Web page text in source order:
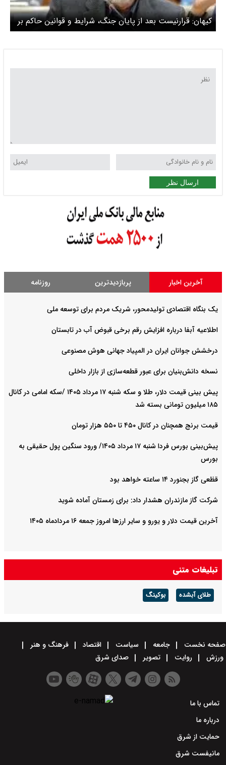
کیهان: قرارنیست بعد از پایان جنگ، شرایط و قوانین حاکم بر
تنگه به حالت قبل بازگردد / حسین شریعتمداری از اظهارات
ارسال نظر
آخرین اخبار پربازدیدترین روزنامه
یک بنگاه اقتصادی تولیدمحور، شریک مردم برای توسعه ملی
اطلاعیه آبفا درباره افزایش رقم برخی قبوض آب در تابستان
درخشش جوانان ایران در المپیاد جهانی هوش مصنوعی
نسخه دانش‌بنیان برای عبور قطعه‌سازی از بازار داخلی
پیش ‌بینی قیمت دلار، طلا و سکه شنبه ۱۷ مرداد ۱۴۰۵ /سکه امامی در کانال
۱۸۵ میلیون تومانی بسته شد
قیمت برنج همچنان در کانال ۴۵۰ تا ۵۵۰ هزار تومان
پیش‌بینی بورس فردا شنبه ۱۷ مرداد ۱۴۰۵/ ورود سنگین پول حقیقی به
بورس
قظعی گاز بجنورد ۱۴ ساعته خواهد بود
شرکت گاز مازندران هشدار داد: برای زمستان آماده شوید
آخرین قیمت دلار و یورو و سایر ارزها امروز جمعه ۱۶ مردادماه ۱۴۰۵
تبلیغات متنی
طلای آبشده بوکینگ
صفحه نخست جامعه سیاست اقتصاد
فرهنگ و هنر
ورزش
روایت تصویر صدای شرق
تماس با ما
درباره ما
حمایت از شرق
مانیفست شرق